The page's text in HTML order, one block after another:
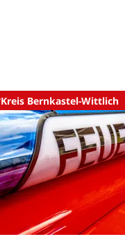
Kreis Bernkastel-Wittlich